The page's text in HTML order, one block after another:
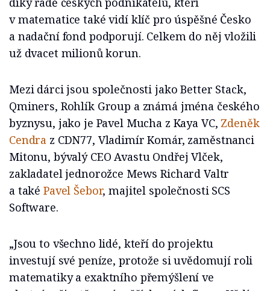
v matematice také vidí klíč pro úspěšné Česko
a nadační fond podporují. Celkem do něj vložili
už dvacet milionů korun.
Mezi dárci jsou společnosti jako Better Stack,
Qminers, Rohlík Group a známá jména českého
byznysu, jako je Pavel Mucha z Kaya VC, Zdeněk
Cendra z CDN77, Vladimír Komár, zaměstnanci
Mitonu, bývalý CEO Avastu Ondřej Vlček,
zakladatel jednorožce Mews Richard Valtr
a také Pavel Šebor, majitel společnosti SCS
Software.
„Jsou to všechno lidé, kteří do projektu
investují své peníze, protože si uvědomují roli
matematiky a exaktního přemýšlení ve